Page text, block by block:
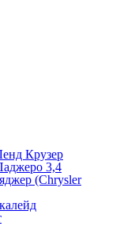
Крузер
3,4
(Chrysler